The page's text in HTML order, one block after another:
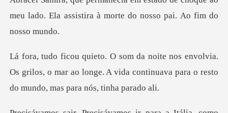
meu lado. Ela assistira à
via.
Os grilos, o mar ao longe. A vida continuava pa